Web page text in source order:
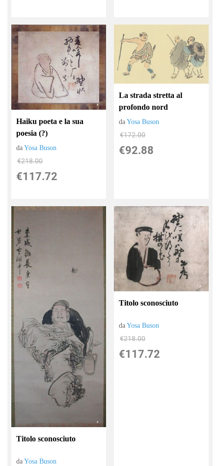
Haiku poeta e la sua
poesia (?)
daYosa Buson
€218.00
€117.72
La strada stretta al
profondo nord
daYosa Buson
€172.00
€92.88
Titolo sconosciuto
daYosa Buson
Titolo sconosciuto
daYosa Buson
€218.00
€117.72